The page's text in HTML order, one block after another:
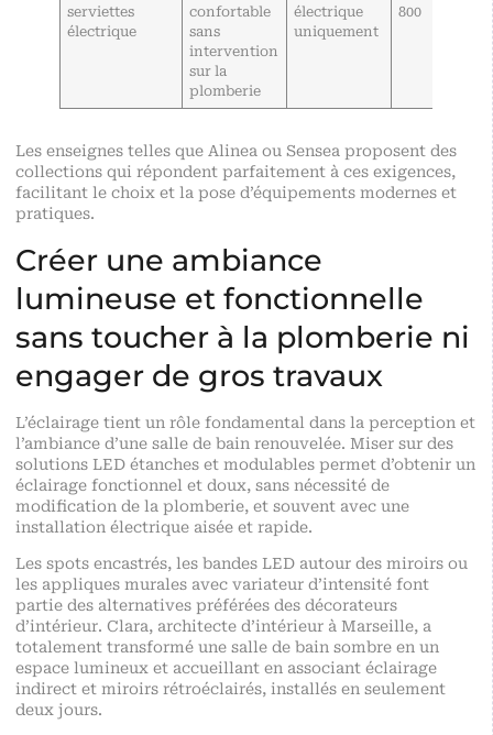
serviettes
électrique
confortable
sans
intervention
sur la
plomberie
électrique
uniquement
800
Les enseignes telles que Alinea ou Sensea proposent des
collections qui répondent parfaitement à ces exigences,
facilitant le choix et la pose d’équipements modernes et
pratiques.
Créer une ambiance
lumineuse et fonctionnelle
sans toucher à la plomberie ni
engager de gros travaux
L’éclairage tient un rôle fondamental dans la perception et
l’ambiance d’une salle de bain renouvelée. Miser sur des
solutions LED étanches et modulables permet d’obtenir un
éclairage fonctionnel et doux, sans nécessité de
modification de la plomberie, et souvent avec une
installation électrique aisée et rapide.
Les spots encastrés, les bandes LED autour des miroirs ou
les appliques murales avec variateur d’intensité font
partie des alternatives préférées des décorateurs
d’intérieur. Clara, architecte d’intérieur à Marseille, a
totalement transformé une salle de bain sombre en un
espace lumineux et accueillant en associant éclairage
indirect et miroirs rétroéclairés, installés en seulement
deux jours.